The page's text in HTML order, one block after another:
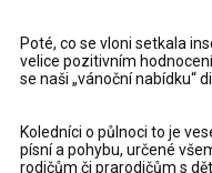
Poté, co se vloni setkala
velice pozitivním
se naši „vánoční nabídku“
Koledníci o půlnoci to je
písní a pohybu, určené
rodičům či prarodičům s